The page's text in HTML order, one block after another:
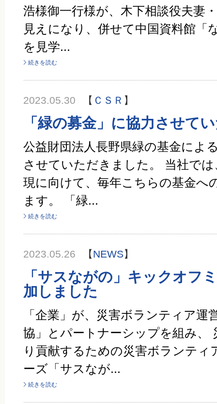
浩様御一行様が、木下相談役夫妻
見えになり、併せて中国資料館「
を見学...
続きを読む
2023.05.30 【 ＣＳＲ 】
「緑の募金」に協力させて
公益財団法人長野県緑の基金によ
させていただきました。 当社で
現に向けて、毎年こちらの基金へ
ます。 「緑...
続きを読む
2023.05.26 【NEWS】
「サスながの」キックオフ
加しました
「企業」が、災害ボランティア運
協」とパートナーシップを組み、
り貢献するための災害ボランティ
ーズ「サスなが...
続きを読む